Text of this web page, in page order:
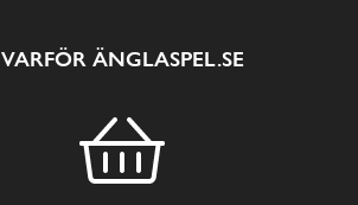
VARFÖR ÄNGLASPEL.SE